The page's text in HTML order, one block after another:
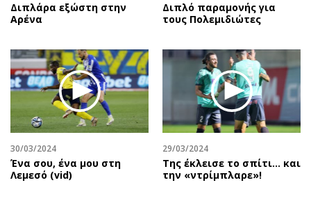
AstroBank Properties
Ενέργεια
Ναυτιλία
Περιβάλλον
Ελλάδα
Κόσμος
Παράξενα
Πολιτισμός
Περιβάλλον
Γυναίκα
Showbiz
Ταξίδια
Συνταγές
Έξοδος
Media
Εκπομπές
Διπλάρα εξώστη στην
Αρένα
Διπλό παραμονής για
τους Πολεμιδιώτες
30/03/2024
Ένα σου, ένα μου στη
Λεμεσό (vid)
29/03/2024
Της έκλεισε το σπίτι… και
την «ντρίμπλαρε»!